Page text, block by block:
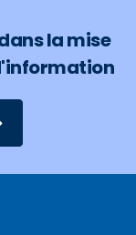
la mise